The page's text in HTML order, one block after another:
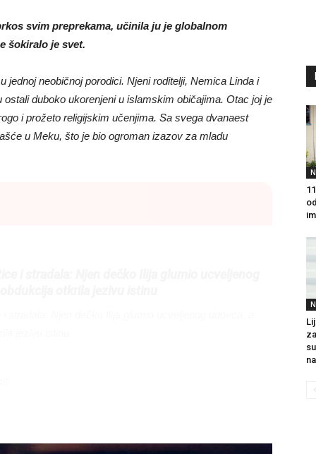
svim preprekama, učinila ju je globalnom
šokiralo je svet.
jednoj neobičnoj porodici. Njeni roditelji, Nemica Linda i
duboko ukorenjeni u islamskim običajima. Otac joj je
i prožeto religijskim učenjima. Sa svega dvanaest
u Meku, što je bio ogroman izazov za mladu